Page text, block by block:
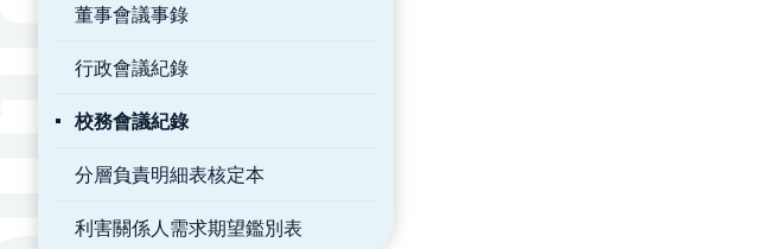
董事會議事錄
行政會議紀錄
校務會議紀錄
分層負責明細表核定本
利害關係人需求期望鑑別表